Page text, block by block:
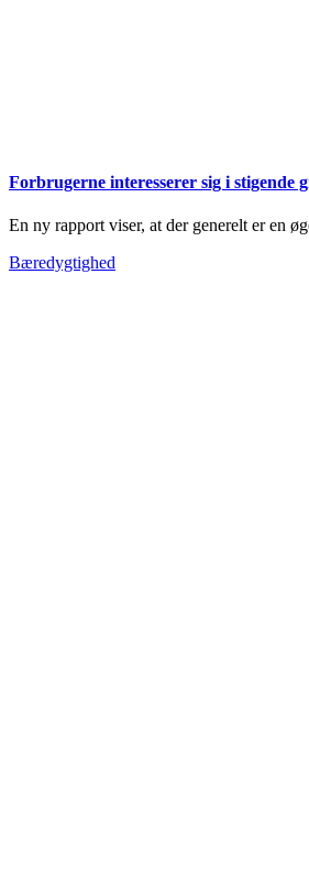
Forbrugerne interesserer sig i stigende
En ny rapport viser, at der generelt er en
Bæredygtighed